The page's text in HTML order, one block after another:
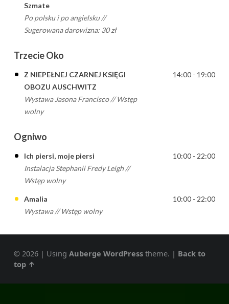
Szmate
Po polsku i po angielsku //
Sugerowana darowizna: 30 zł
Trzecie Oko
Z NIEPEŁNEJ CZARNEJ KSIĘGI
OBOZU AUSCHWITZ
Wystawa Jasona Francisco // Wstęp
wolny
14:00 - 19:00
Ogniwo
Ich piersi, moje piersi
Instalacja Stephanii Fredy Leigh //
Wstęp wolny
10:00 - 22:00
Amalia
Wystawa // Wstęp wolny
10:00 - 22:00
© 2026 | Using Auberge WordPresstheme. | Back to
top ↑